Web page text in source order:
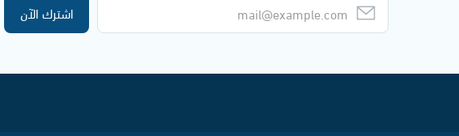
اشترك الآن